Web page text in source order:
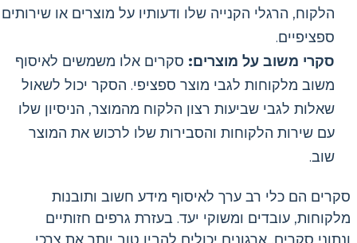
הלקוח, הרגלי הקנייה שלו ודעותיו על מוצרים או שירותים
ספציפיים.
סקרי משוב על מוצרים: סקרים אלו משמשים לאיסוף
משוב מלקוחות לגבי מוצר ספציפי. הסקר יכול לשאול
שאלות לגבי שביעות רצון הלקוח מהמוצר, הניסיון שלו
עם שירות הלקוחות והסבירות שלו לרכוש את המוצר
שוב.
סקרים הם כלי רב ערך לאיסוף מידע חשוב ותובנות
מלקוחות, עובדים ומשוקי יעד. בעזרת גרפים חזותיים